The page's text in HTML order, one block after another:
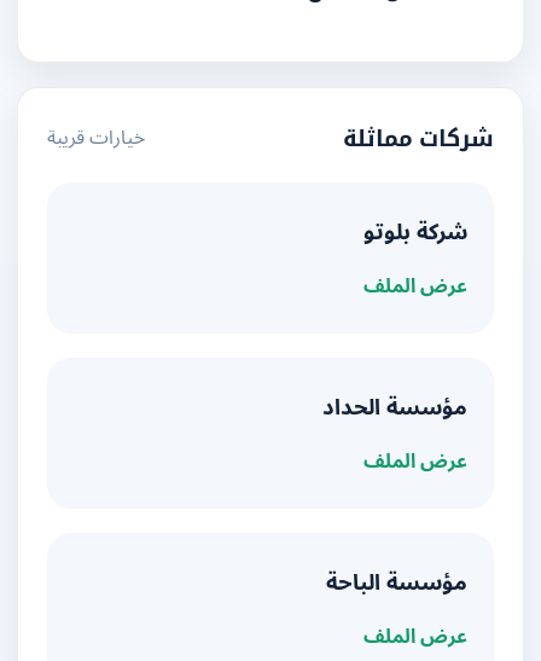
شركات مماثلة خيارات قريبة
شركة بلوتو
عرض الملف
مؤسسة الحداد
عرض الملف
مؤسسة الباحة
عرض الملف